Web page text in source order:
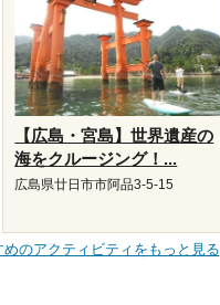
【広島・宮島】世界遺産の
海をクルージング！...
広島県廿日市市阿品3-5-15
めのアクティビティをもっと見る